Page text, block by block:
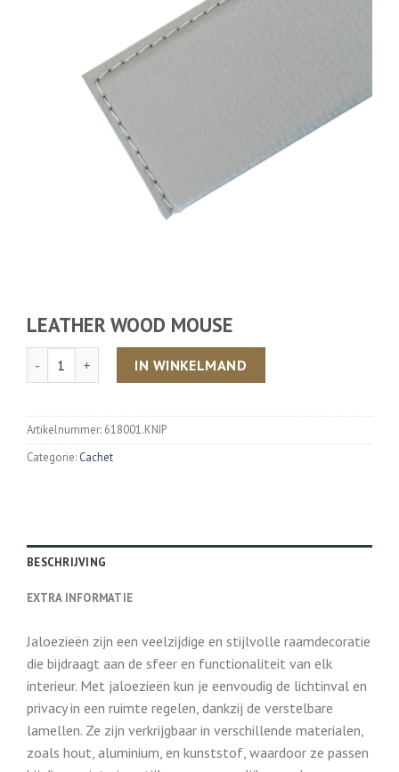
LEATHER WOOD MOUSE
Aantal IN WINKELMAND
Artikelnummer: 618001.KNIP
Categorie: Cachet
BESCHRIJVING
EXTRA INFORMATIE
Jaloezieën zijn een veelzijdige en stijlvolle raamdecoratie
die bijdraagt aan de sfeer en functionaliteit van elk
interieur. Met jaloezieën kun je eenvoudig de lichtinval en
privacy in een ruimte regelen, dankzij de verstelbare
lamellen. Ze zijn verkrijgbaar in verschillende materialen,
zoals hout, aluminium, en kunststof, waardoor ze passen